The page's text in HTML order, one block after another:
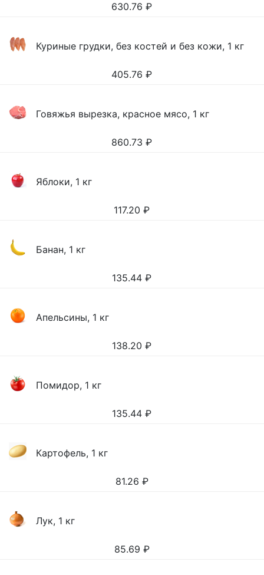
630.76 ₽
Куриные грудки, без костей и без кожи, 1 кг
405.76 ₽
Говяжья вырезка, красное мясо, 1 кг
860.73 ₽
Яблоки, 1 кг
117.20 ₽
Банан, 1 кг
135.44 ₽
Апельсины, 1 кг
138.20 ₽
Помидор, 1 кг
135.44 ₽
Картофель, 1 кг
81.26 ₽
Лук, 1 кг
85.69 ₽